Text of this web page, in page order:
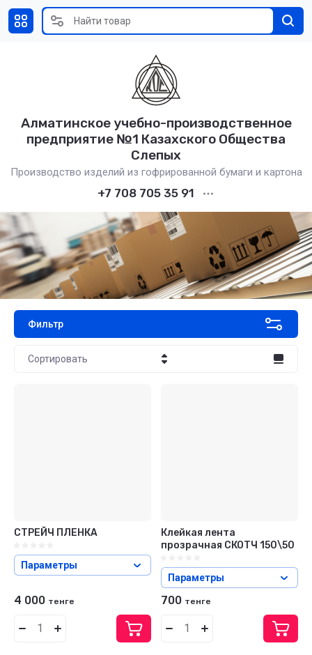
Алматинское учебно-производственное
предприятие №1 Казахского Общества
Слепых
Производство изделий из гофрированной бумаги и картона
+7 708 705 35 91
Фильтр
Сортировать
СТРЕЙЧ ПЛЕНКА
Параметры
4 000 тенге
Клейкая лента
прозрачная СКОТЧ 150\50
Параметры
700 тенге